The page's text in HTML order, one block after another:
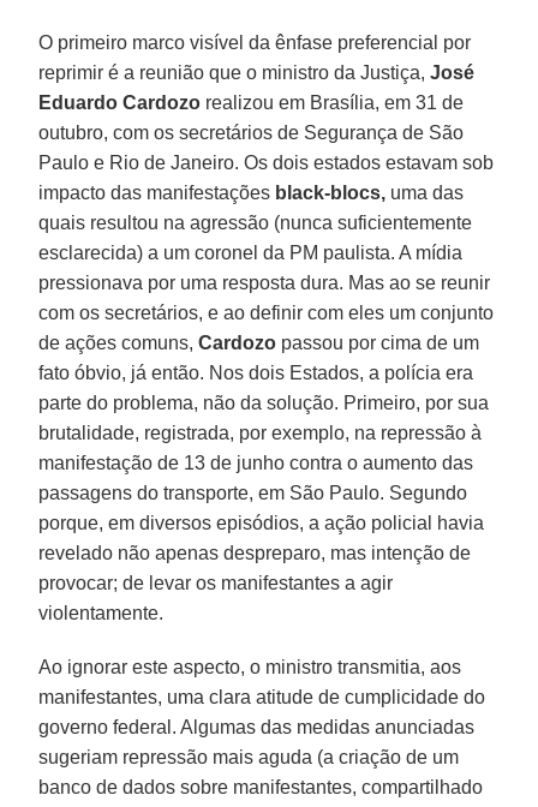
O primeiro marco visível da ênfase preferencial por
reprimir é a reunião que o ministro da Justiça,José
Eduardo Cardozo realizou em Brasília, em 31 de
outubro, com os secretários de Segurança de São
Paulo e Rio de Janeiro. Os dois estados estavam sob
impacto das manifestações black-blocs, uma das
quais resultou na agressão (nunca suficientemente
esclarecida) a um coronel da PM paulista. A mídia
pressionava por uma resposta dura. Mas ao se reunir
com os secretários, e ao definir com eles um conjunto
de ações comuns,Cardozo passou por cima de um
fato óbvio, já então. Nos dois Estados, a polícia era
parte do problema, não da solução. Primeiro, por sua
brutalidade, registrada, por exemplo, na repressão à
manifestação de 13 de junho contra o aumento das
passagens do transporte, em São Paulo. Segundo
porque, em diversos episódios, a ação policial havia
revelado não apenas despreparo, mas intenção de
provocar; de levar os manifestantes a agir
violentamente.
Ao ignorar este aspecto, o ministro transmitia, aos
manifestantes, uma clara atitude de cumplicidade do
governo federal. Algumas das medidas anunciadas
sugeriam repressão mais aguda (a criação de um
banco de dados sobre manifestantes, compartilhado